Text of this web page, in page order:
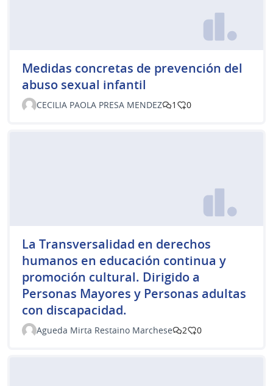
Medidas concretas de prevención del
abuso sexual infantil
CECILIA PAOLA PRESA MENDEZ 1 0
La Transversalidad en derechos
humanos en educación continua y
promoción cultural. Dirigido a
Personas Mayores y Personas adultas
con discapacidad.
Agueda Mirta Restaino Marchese 2 0